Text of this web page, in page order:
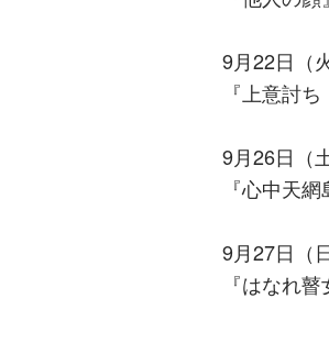
9月22日（
『上意討
9月26日（
『心中天網
9月27日（
『はなれ瞽